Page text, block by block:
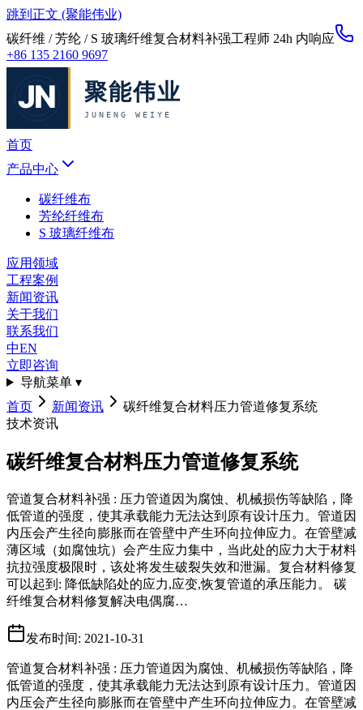
跳到正文 (聚能伟业)
碳纤维 / 芳纶 / S 玻璃纤维复合材料补强工程师 24h 内响应
+86 135 2160 9697
首页
产品中心
碳纤维布
芳纶纤维布
S 玻璃纤维布
应用领域
工程案例
新闻资讯
关于我们
联系我们
中EN
立即咨询
导航菜单 ▾
首页
新闻资讯
碳纤维复合材料压力管道修复系统
技术资讯
碳纤维复合材料压力管道修复系统
管道复合材料补强 : 压力管道因为腐蚀、机械损伤等缺陷，降
低管道的强度，使其承载能力无法达到原有设计压力。管道因
内压会产生径向膨胀而在管壁中产生环向拉伸应力。在管壁减
薄区域（如腐蚀坑）会产生应力集中，当此处的应力大于材料
抗拉强度极限时，该处将发生破裂失效和泄漏。复合材料修复
可以起到: 降低缺陷处的应力,应变,恢复管道的承压能力。 碳
纤维复合材料修复解决电偶腐…
发布时间: 2021-10-31
管道复合材料补强 : 压力管道因为腐蚀、机械损伤等缺陷，降
低管道的强度，使其承载能力无法达到原有设计压力。管道因
内压会产生径向膨胀而在管壁中产生环向拉伸应力。在管壁减